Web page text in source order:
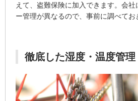
えて、盗難保険に加入できます。会社
ー管理が異なるので、事前に調べてお
徹底した湿度・温度管理